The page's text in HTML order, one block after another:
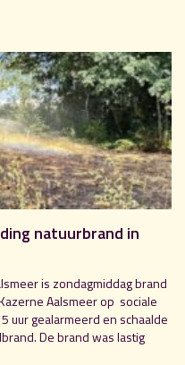
natuurbrand in
is zondagmiddag brand
Aalsmeer op sociale
uur gealarmeerd en schaalde
De brand was lastig